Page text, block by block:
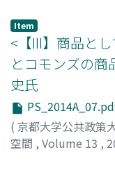
Item
<【III】商品と
とコモンズの商
史氏
( 京都大学公共政策
空間 , Volume 13 ,